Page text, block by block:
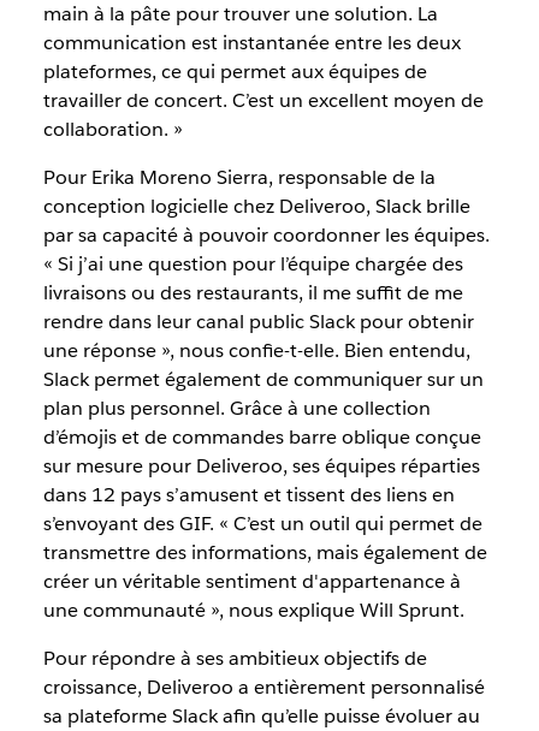
main à la pâte pour trouver une solution. La
communication est instantanée entre les deux
plateformes, ce qui permet aux équipes de
travailler de concert. C’est un excellent moyen de
collaboration. »
Pour Erika Moreno Sierra, responsable de la
conception logicielle chez Deliveroo, Slack brille
par sa capacité à pouvoir coordonner les équipes.
« Si j’ai une question pour l’équipe chargée des
livraisons ou des restaurants, il me suffit de me
rendre dans leur canal public Slack pour obtenir
une réponse », nous confie-t-elle. Bien entendu,
Slack permet également de communiquer sur un
plan plus personnel. Grâce à une collection
d’émojis et de commandes barre oblique conçue
sur mesure pour Deliveroo, ses équipes réparties
dans 12 pays s’amusent et tissent des liens en
s’envoyant des GIF. « C’est un outil qui permet de
transmettre des informations, mais également de
créer un véritable sentiment d'appartenance à
une communauté », nous explique Will Sprunt.
Pour répondre à ses ambitieux objectifs de
croissance, Deliveroo a entièrement personnalisé
sa plateforme Slack afin qu’elle puisse évoluer au